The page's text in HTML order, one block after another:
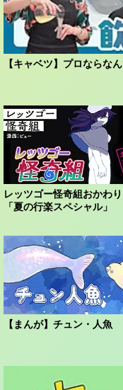
【キャベツ】プロならな
レッツゴー怪奇組おかわ
「夏の行楽スペシャル」
【まんが】チュン・人魚